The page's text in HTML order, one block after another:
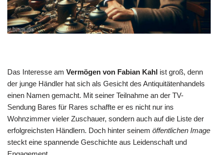
Das Interesse am Vermögen von Fabian Kahl ist groß, denn
der junge Händler hat sich als Gesicht des Antiquitätenhandels
einen Namen gemacht. Mit seiner Teilnahme an der TV-
Sendung Bares für Rares schaffte er es nicht nur ins
Wohnzimmer vieler Zuschauer, sondern auch auf die Liste der
erfolgreichsten Händlern. Doch hinter seinem öffentlichen Image
steckt eine spannende Geschichte aus Leidenschaft und